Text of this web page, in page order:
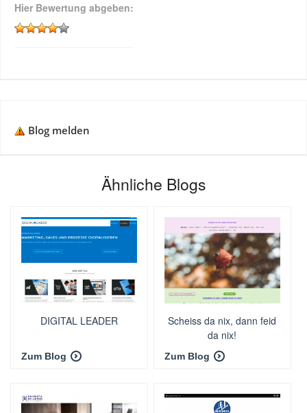
Hier Bewertung abgeben:
Blog melden
Ähnliche Blogs
DIGITAL LEADER
Zum Blog
Scheiss da nix, dann feid
da nix!
Zum Blog